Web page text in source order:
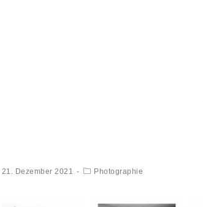
21. Dezember 2021 Photographie